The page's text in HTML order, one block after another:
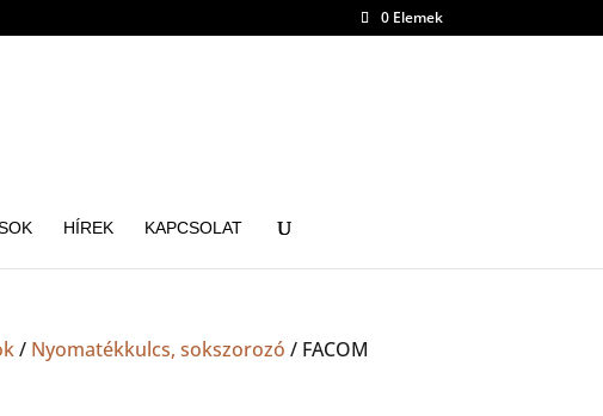
0 Elemek
HÍREK KAPCSOLAT
/ Nyomatékkulcs, sokszorozó / FACOM